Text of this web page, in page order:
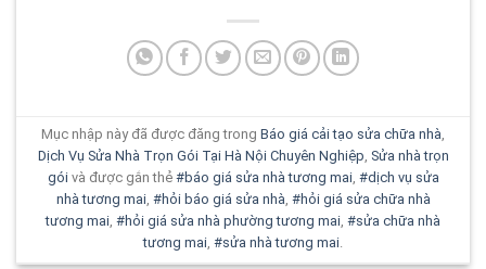
Mục nhập này đã được đăng trong Báo giá cải tạo sửa chữa nhà,
Dịch Vụ Sửa Nhà Trọn Gói Tại Hà Nội Chuyên Nghiệp, Sửa nhà trọn
gói và được gắn thẻ #báo giá sửa nhà tương mai, #dịch vụ sửa
nhà tương mai, #hỏi báo giá sửa nhà, #hỏi giá sửa chữa nhà
tương mai, #hỏi giá sửa nhà phường tương mai, #sửa chữa nhà
tương mai, #sửa nhà tương mai.